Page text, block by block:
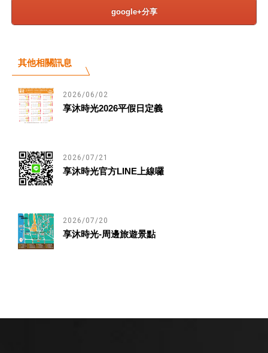
google+分享
其他相關訊息
2026/06/02
享沐時光2026平假日定義
2026/07/21
享沐時光官方LINE上線囉
2026/07/20
享沐時光-周邊旅遊景點